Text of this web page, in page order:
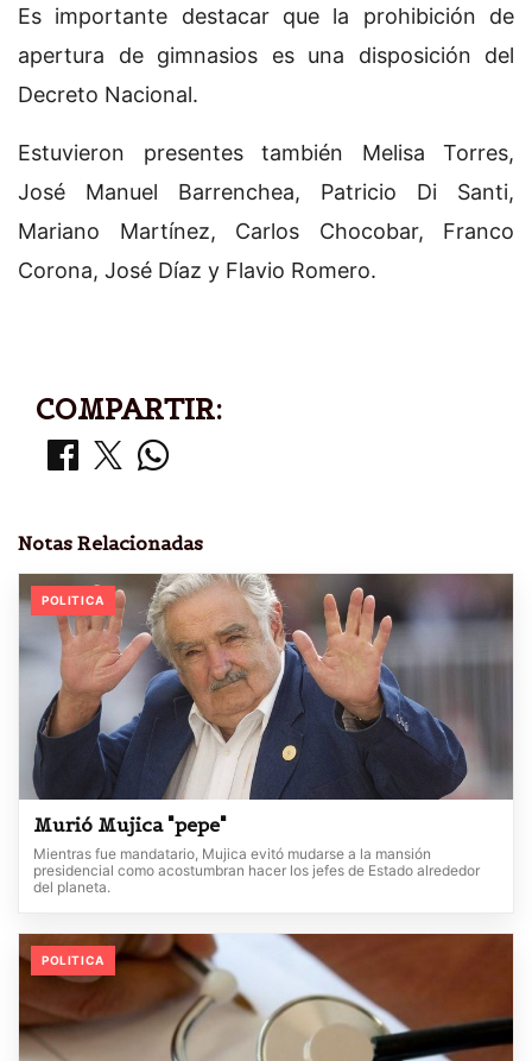
Es importante destacar que la prohibición de
apertura de gimnasios es una disposición del
Decreto Nacional.
Estuvieron presentes también Melisa Torres,
José Manuel Barrenchea, Patricio Di Santi,
Mariano Martínez, Carlos Chocobar, Franco
Corona, José Díaz y Flavio Romero.
COMPARTIR:
Notas Relacionadas
POLITICA
Murió Mujica "pepe"
Mientras fue mandatario, Mujica evitó mudarse a la mansión
presidencial como acostumbran hacer los jefes de Estado alrededor
del planeta.
POLITICA